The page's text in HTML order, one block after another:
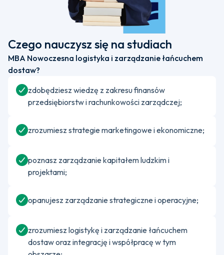
Czego nauczysz się na studiach
MBA Nowoczesna logistyka i zarządzanie łańcuchem
dostaw?
zdobędziesz wiedzę z zakresu finansów
przedsiębiorstw i rachunkowości zarządczej;
zrozumiesz strategie marketingowe i ekonomiczne;
poznasz zarządzanie kapitałem ludzkim i
projektami;
opanujesz zarządzanie strategiczne i operacyjne;
zrozumiesz logistykę i zarządzanie łańcuchem
dostaw oraz integrację i współpracę w tym